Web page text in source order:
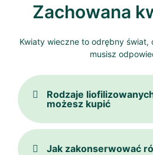
Zachowana
Kwiaty wieczne to odrębny
musisz
Rodzaje
możesz kupić
Jak zakonserwować